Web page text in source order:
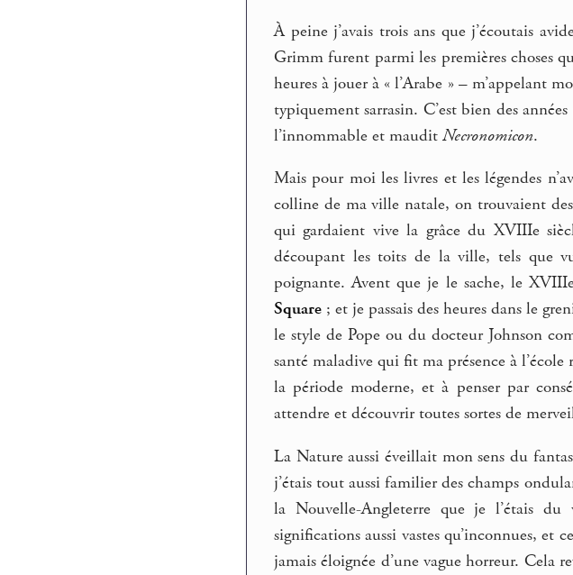
À peine j’avais trois ans que j’écoutais
Grimm furent parmi les premières choses
heures à jouer à « l’Arabe » – m’appelant
typiquement sarrasin. C’est bien des
l’innommable et maudit Necronomicon.
Mais pour moi les livres et les légendes
colline de ma ville natale, on trouvaient
qui gardaient vive la grâce du XVIIIe
découpant les toits de la ville, tels que
poignante. Avent que je le sache, le
Square ; et je passais des heures dans le
le style de Pope ou du docteur Johnson
santé maladive qui fit ma présence à
la période moderne, et à penser par
attendre et découvrir toutes sortes de
La Nature aussi éveillait mon sens du
j’étais tout aussi familier des champs
la Nouvelle-Angleterre que je l’étais
significations aussi vastes qu’inconnues, et
jamais éloignée d’une vague horreur. Cela